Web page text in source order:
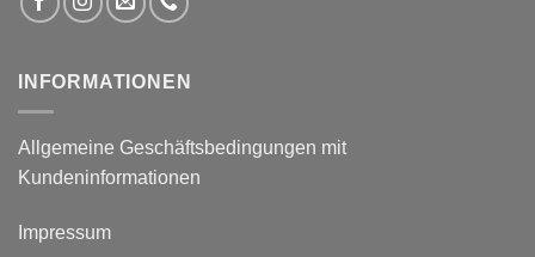
INFORMATIONEN
Allgemeine Geschäftsbedingungen mit
Kundeninformationen
Impressum